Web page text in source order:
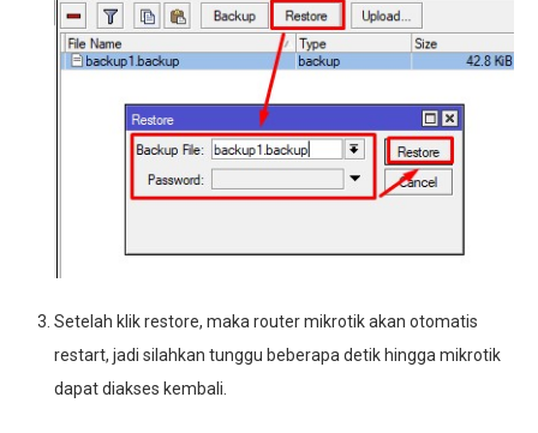
Setelah klik restore, maka router mikrotik akan otomatis
restart, jadi silahkan tunggu beberapa detik hingga mikrotik
dapat diakses kembali.